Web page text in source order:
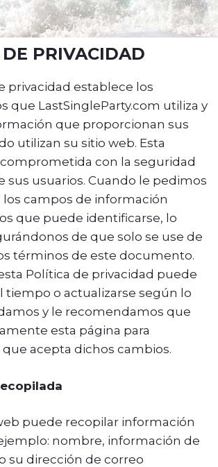
PRIVACIDAD
privacidad establece los
que LastSingleParty.com utiliza y
que proporcionan sus
utilizan su sitio web. Esta
con la seguridad
sus usuarios. Cuando le pedimos
campos de información
que puede identificarse, lo
de que solo se use de
términos de este documento.
Política de privacidad puede
tiempo o actualizarse según lo
y le recomendamos que
esta página para
acepta dichos cambios.
puede recopilar información
nombre, información de
su dirección de correo